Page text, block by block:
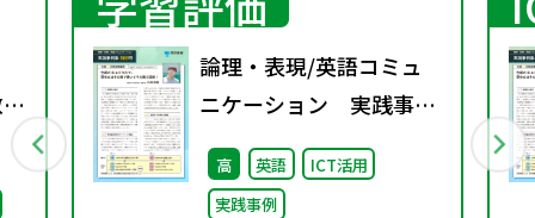
論理・表現/英語コミュ
ニケーション 実践事例
集 特別号
高 英語
ICT活用
実践事例